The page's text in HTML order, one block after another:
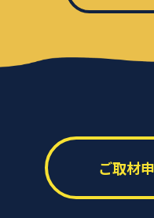
ご取材